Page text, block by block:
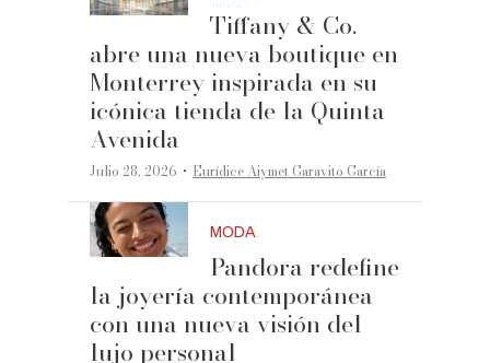
Tiffany & Co.
abre una nueva boutique en
Monterrey inspirada en su
icónica tienda de la Quinta
Avenida
Julio 28, 2026 ·Eurídice Aiymet Garavito García
MODA
Pandora redefine
la joyería contemporánea
con una nueva visión del
lujo personal